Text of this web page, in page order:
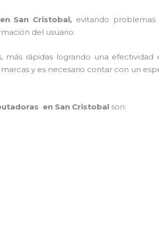
San Cristobal, evitando problemas
del usuario.
más rápidas logrando una efectividad
y es necesario contar con un
en San Cristobal son: